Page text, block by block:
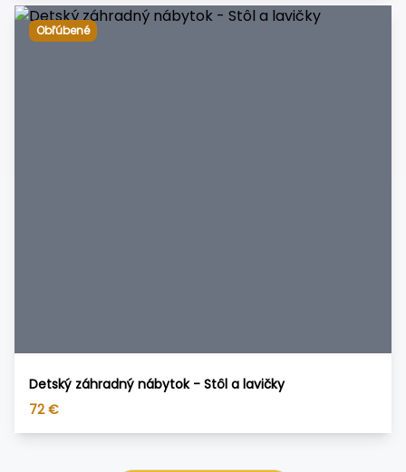
Obľúbené
Detský záhradný nábytok - Stôl a lavičky
72 €